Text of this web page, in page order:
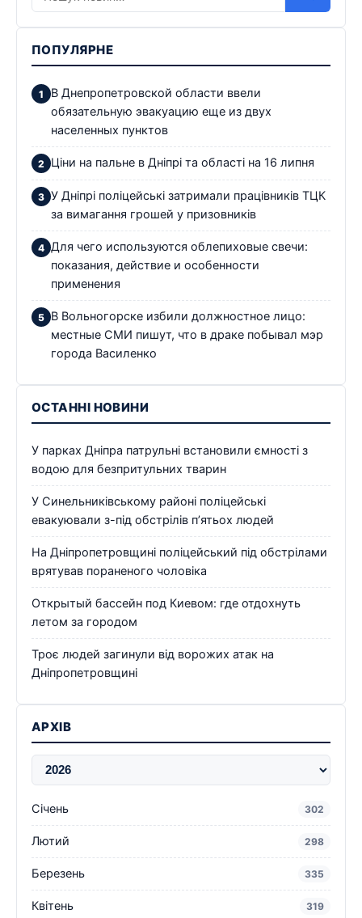
ПОПУЛЯРНЕ
В Днепропетровской области ввели
обязательную эвакуацию еще из двух
населенных пунктов
Ціни на пальне в Дніпрі та області на 16 липня
У Дніпрі поліцейські затримали працівників ТЦК
за вимагання грошей у призовників
Для чего используются облепиховые свечи:
показания, действие и особенности
применения
В Вольногорске избили должностное лицо:
местные СМИ пишут, что в драке побывал мэр
города Василенко
ОСТАННІ НОВИНИ
У парках Дніпра патрульні встановили ємності з
водою для безпритульних тварин
У Синельниківському районі поліцейські
евакуювали з-під обстрілів п’ятьох людей
На Дніпропетровщині поліцейський під обстрілами
врятував пораненого чоловіка
Открытый бассейн под Киевом: где отдохнуть
летом за городом
Троє людей загинули від ворожих атак на
Дніпропетровщині
АРХІВ
Січень 302
Лютий 298
Березень 335
Квітень 319